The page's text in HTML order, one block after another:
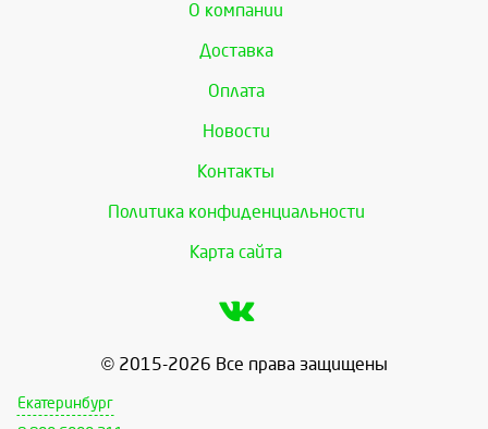
О компании
Доставка
Оплата
Новости
Контакты
Политика конфиденциальности
Карта сайта
© 2015-2026 Все права защищены
Екатеринбург